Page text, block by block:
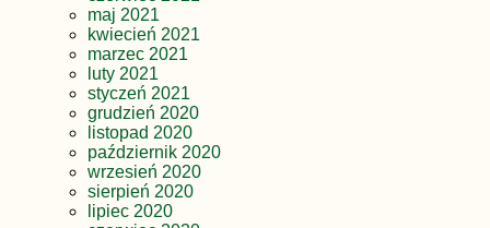
maj 2021
kwiecień 2021
marzec 2021
luty 2021
styczeń 2021
grudzień 2020
listopad 2020
październik 2020
wrzesień 2020
sierpień 2020
lipiec 2020